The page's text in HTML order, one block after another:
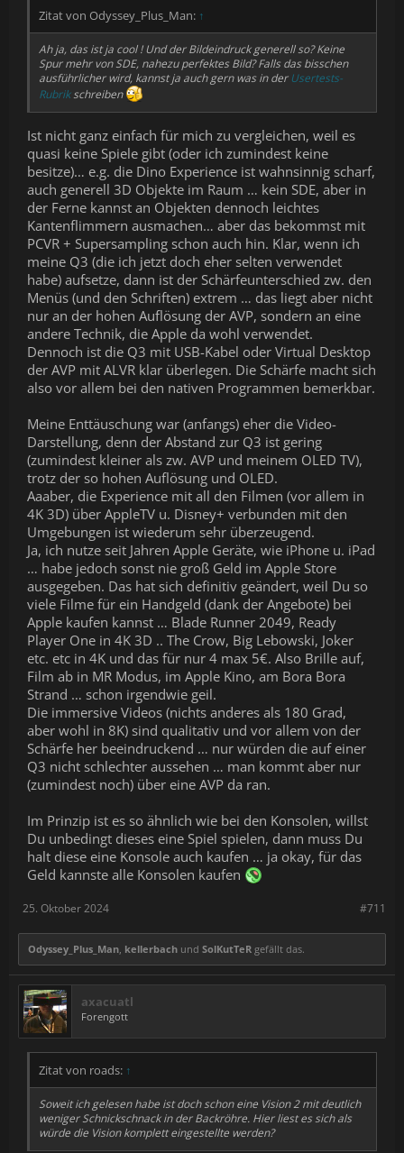
Zitat von Odyssey_Plus_Man: ↑
Ah ja, das ist ja cool ! Und der Bildeindruck generell so? Keine
Spur mehr von SDE, nahezu perfektes Bild? Falls das bisschen
ausführlicher wird, kannst ja auch gern was in der Usertests-
Rubrikschreiben
Ist nicht ganz einfach für mich zu vergleichen, weil es
quasi keine Spiele gibt (oder ich zumindest keine
besitze)… e.g. die Dino Experience ist wahnsinnig scharf,
auch generell 3D Objekte im Raum … kein SDE, aber in
der Ferne kannst an Objekten dennoch leichtes
Kantenflimmern ausmachen… aber das bekommst mit
PCVR + Supersampling schon auch hin. Klar, wenn ich
meine Q3 (die ich jetzt doch eher selten verwendet
habe) aufsetze, dann ist der Schärfeunterschied zw. den
Menüs (und den Schriften) extrem … das liegt aber nicht
nur an der hohen Auflösung der AVP, sondern an eine
andere Technik, die Apple da wohl verwendet.
Dennoch ist die Q3 mit USB-Kabel oder Virtual Desktop
der AVP mit ALVR klar überlegen. Die Schärfe macht sich
also vor allem bei den nativen Programmen bemerkbar.
Meine Enttäuschung war (anfangs) eher die Video-
Darstellung, denn der Abstand zur Q3 ist gering
(zumindest kleiner als zw. AVP und meinem OLED TV),
trotz der so hohen Auflösung und OLED.
Aaaber, die Experience mit all den Filmen (vor allem in
4K 3D) über AppleTV u. Disney+ verbunden mit den
Umgebungen ist wiederum sehr überzeugend.
Ja, ich nutze seit Jahren Apple Geräte, wie iPhone u. iPad
… habe jedoch sonst nie groß Geld im Apple Store
ausgegeben. Das hat sich definitiv geändert, weil Du so
viele Filme für ein Handgeld (dank der Angebote) bei
Apple kaufen kannst … Blade Runner 2049, Ready
Player One in 4K 3D .. The Crow, Big Lebowski, Joker
etc. etc in 4K und das für nur 4 max 5€. Also Brille auf,
Film ab in MR Modus, im Apple Kino, am Bora Bora
Strand … schon irgendwie geil.
Die immersive Videos (nichts anderes als 180 Grad,
aber wohl in 8K) sind qualitativ und vor allem von der
Schärfe her beeindruckend … nur würden die auf einer
Q3 nicht schlechter aussehen … man kommt aber nur
(zumindest noch) über eine AVP da ran.
Im Prinzip ist es so ähnlich wie bei den Konsolen, willst
Du unbedingt dieses eine Spiel spielen, dann muss Du
halt diese eine Konsole auch kaufen … ja okay, für das
Geld kannste alle Konsolen kaufen
#711
25. Oktober 2024
Odyssey_Plus_Man kellerbach und SolKutTeR gefällt das.
axacuatl
Forengott
Zitat von roads: ↑
Soweit ich gelesen habe ist doch schon eine Vision 2 mit deutlich
weniger Schnickschnack in der Backröhre. Hier liest es sich als
würde die Vision komplett eingestellte werden?